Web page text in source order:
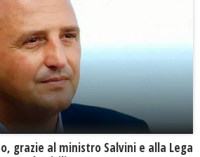
grazie al ministro Salvini e alla Lega